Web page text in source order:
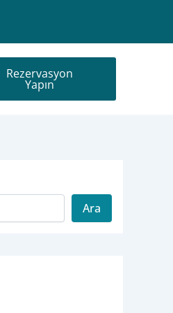
Rezervasyon
Yapın
Ara